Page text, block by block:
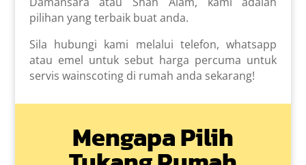
pilihan yang terbaik buat anda.
Sila hubungi kami melalui telefon, whatsapp
atau emel untuk sebut harga percuma untuk
servis wainscoting di rumah anda sekarang!
Mengapa Pilih